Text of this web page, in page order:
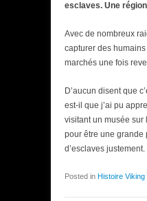
esclaves. Une
Avec de nombreux
capturer des
marchés une fois
D’aucun disent que
est-il que j’ai pu
visitant un musée sur
pour être une grande
d’esclaves justement.
Posted in Histoire Viking